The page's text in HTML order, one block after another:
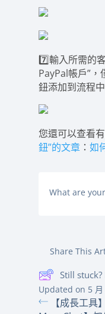
7️⃣輸入所需的
PayPal帳戶”，
鈕添加到流程中
您還可以查看
鈕”的文章 ： 如
What are
Share This
Still
Updated on 5 月
【成長工具